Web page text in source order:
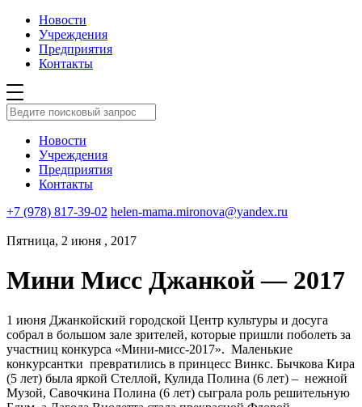
Новости
Учреждения
Предприятия
Контакты
Новости
Учреждения
Предприятия
Контакты
+7 (978) 817-39-02 helen-mama.mironova@yandex.ru
Пятница, 2 июня , 2017
Мини Мисс Джанкой — 2017
1 июня Джанкойский городской Центр культуры и досуга
собрал в большом зале зрителей, которые пришли поболеть за
участниц конкурса «Мини-мисс-2017». Маленькие
конкурсантки превратились в принцесс Винкс. Бычкова Кира
(5 лет) была яркой Стеллой, Кулида Полина (6 лет) – нежной
Музой, Савочкина Полина (6 лет) сыграла роль решительную